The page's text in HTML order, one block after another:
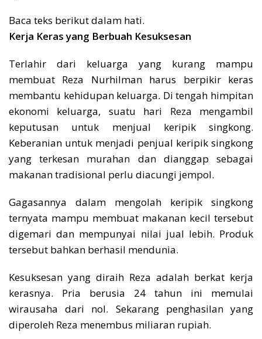
Baca teks berikut dalam hati.
Kerja Keras yang Berbuah Kesuksesan
Terlahir dari keluarga yang kurang mampu
membuat Reza Nurhilman harus berpikir keras
membantu kehidupan keluarga. Di tengah himpitan
ekonomi keluarga, suatu hari Reza mengambil
keputusan untuk menjual keripik singkong.
Keberanian untuk menjadi penjual keripik singkong
yang terkesan murahan dan dianggap sebagai
makanan tradisional perlu diacungi jempol.
Gagasannya dalam mengolah keripik singkong
ternyata mampu membuat makanan kecil tersebut
digemari dan mempunyai nilai jual lebih. Produk
tersebut bahkan berhasil mendunia.
Kesuksesan yang diraih Reza adalah berkat kerja
kerasnya. Pria berusia 24 tahun ini memulai
wirausaha dari nol. Sekarang penghasilan yang
diperoleh Reza menembus miliaran rupiah.